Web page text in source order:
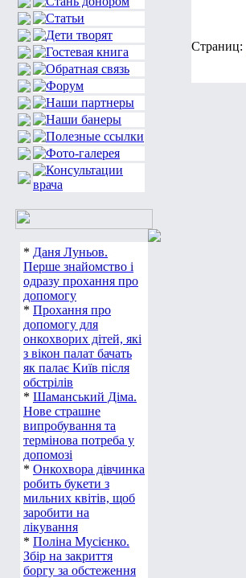
* Даня Луньов.
Перше знайомство і
одразу прохання про
допомогу
* Прохання про
допомогу для
онкохворих дітей, які
з вікон палат бачать
як палає Київ після
обстрілів
* Шаманський Діма.
Нове страшне
випробування та
термінова потреба у
допомозі
* Онкохвора дівчинка
робить букети з
мильних квітів, щоб
заробити на
лікування
* Поліна Мусієнко.
Збір на закриття
боргу за обстеження
Страниц: